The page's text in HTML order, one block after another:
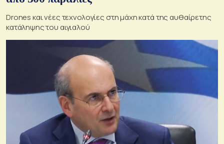
Drones και νέες τεχνολογίες στη μάχη κατά της αυθαίρετης
κατάληψης του αιγιαλού